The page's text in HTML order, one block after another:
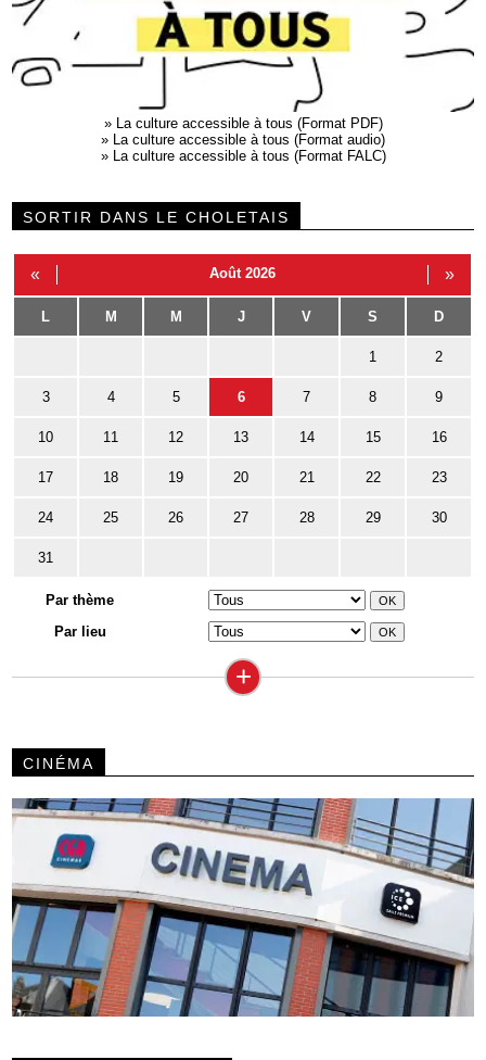
»
La culture accessible à tous (Format PDF)
»
La culture accessible à tous (Format audio)
»
La culture accessible à tous (Format FALC)
SORTIR DANS LE CHOLETAIS
« Août 2026 »
L M M J V S D
1 2
3 4 5 6 7 8 9
10 11 12 13 14 15 16
17 18 19 20 21 22 23
24 25 26 27 28 29 30
31
Par thème
Par lieu
+
CINÉMA